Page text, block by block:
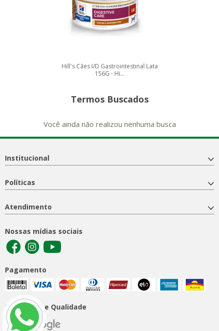
Hill's Cães I/D Gastrointestinal Lata
156G - Hi...
Termos Buscados
Você ainda não realizou nenhuma busca
Institucional
Políticas
Atendimento
Nossas mídias sociais
Pagamento
Segurança e Qualidade